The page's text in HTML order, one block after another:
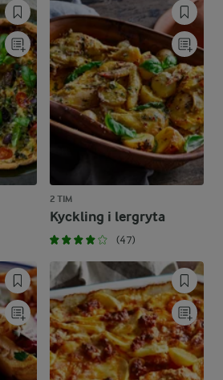
2 TIM
Kyckling i lergryta
(47)